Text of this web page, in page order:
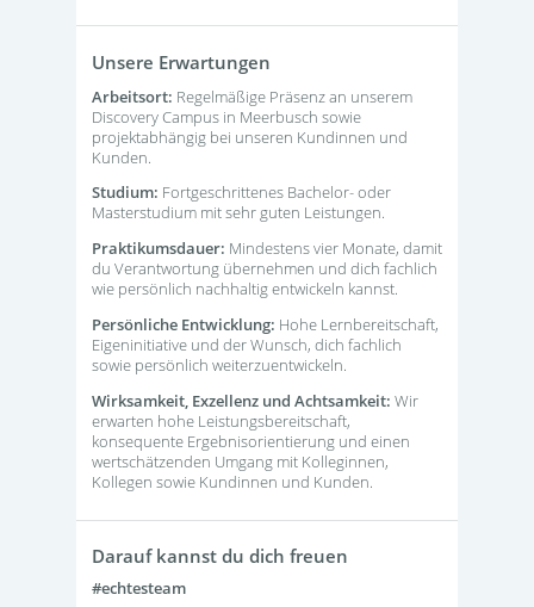
Unsere Erwartungen
Arbeitsort: Regelmäßige Präsenz an unserem
Discovery Campus in Meerbusch sowie
projektabhängig bei unseren Kundinnen und
Kunden.
Studium: Fortgeschrittenes Bachelor- oder
Masterstudium mit sehr guten Leistungen.
Praktikumsdauer: Mindestens vier Monate, damit
du Verantwortung übernehmen und dich fachlich
wie persönlich nachhaltig entwickeln kannst.
Persönliche Entwicklung: Hohe Lernbereitschaft,
Eigeninitiative und der Wunsch, dich fachlich
sowie persönlich weiterzuentwickeln.
Wirksamkeit, Exzellenz und Achtsamkeit: Wir
erwarten hohe Leistungsbereitschaft,
konsequente Ergebnisorientierung und einen
wertschätzenden Umgang mit Kolleginnen,
Kollegen sowie Kundinnen und Kunden.
Darauf kannst du dich freuen
#echtesteam